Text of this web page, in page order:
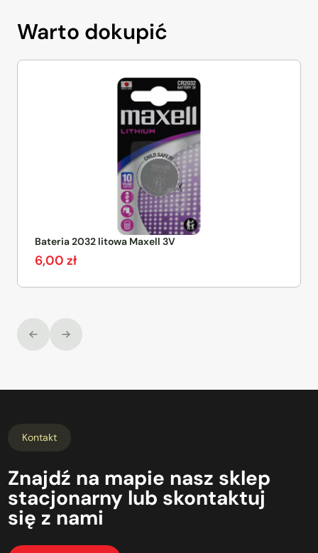
Warto dokupić
Bateria 2032 litowa Maxell 3V
6,00 zł
Kontakt
Znajdź na mapie nasz sklep
stacjonarny lub skontaktuj
się z nami